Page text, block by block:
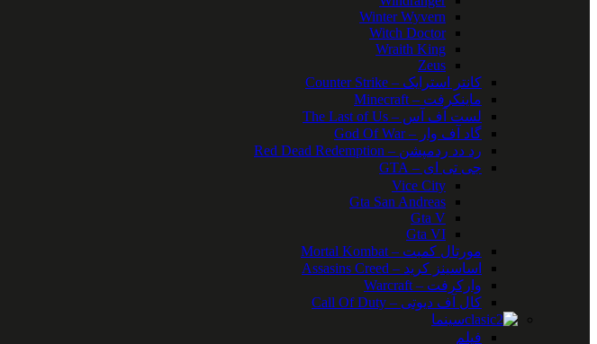
Winter Wyvern
Witch Doctor
Wraith King
Zeus
کانتر استرایک – Counter Strike
ماینکرفت – Minecraft
لست آف آس – The Last of Us
گاد آف وار – God Of War
رد دد ردمپشن – Red Dead Redemption
جی تی ای – GTA
Vice City
Gta San Andreas
Gta V
Gta VI
مورتال کمبت – Mortal Kombat
اساسینز کرید – Assasins Creed
وارکرفت – Warcraft
کال آف دیوتی – Call Of Duty
سینما
فیلم